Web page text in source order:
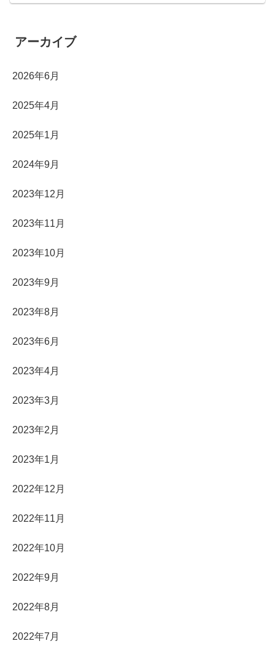
アーカイブ
2026年6月
2025年4月
2025年1月
2024年9月
2023年12月
2023年11月
2023年10月
2023年9月
2023年8月
2023年6月
2023年4月
2023年3月
2023年2月
2023年1月
2022年12月
2022年11月
2022年10月
2022年9月
2022年8月
2022年7月